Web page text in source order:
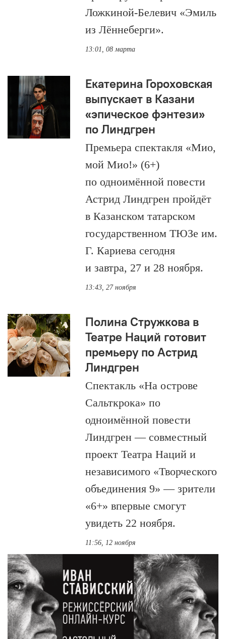
Ложкиной-Белевич «Эмиль
из Лённеберги».
13:01, 08 марта
Екатерина Гороховская
выпускает в Казани
«эпическое фэнтези»
по Линдгрен
Премьера спектакля «Мио,
мой Мио!» (6+)
по одноимённой повести
Астрид Линдгрен пройдёт
в Казанском татарском
государственном ТЮЗе им.
Г. Кариева сегодня
и завтра, 27 и 28 ноября.
13:43, 27 ноября
Полина Стружкова в
Театре Наций готовит
премьеру по Астрид
Линдгрен
Спектакль «На острове
Сальткрока» по
одноимённой повести
Линдгрен — совместный
проект Театра Наций и
независимого «Творческого
объединения 9» — зрители
«6+» впервые смогут
увидеть 22 ноября.
11:56, 12 ноября